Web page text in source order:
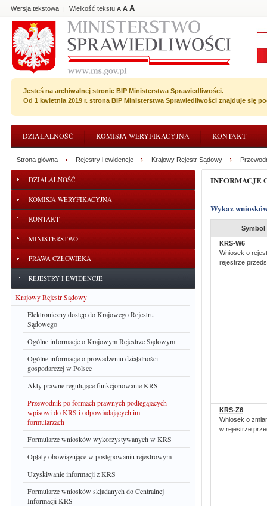
Wersja tekstowa | Wielkość tekstu A A A
Jesteś na archiwalnej stronie BIP Ministerstwa Sprawiedliwości.
Od 1 kwietnia 2019 r. strona BIP Ministerstwa Sprawiedliwości znajduje się
DZIAŁALNOŚĆ KOMISJA WERYFIKACYJNA KONTAKT
DZIAŁALNOŚĆ
KOMISJA WERYFIKACYJNA
KONTAKT
MINISTERSTWO
PRAWA CZŁOWIEKA
REJESTRY I EWIDENCJE
Krajowy Rejestr Sądowy
Elektroniczny dostęp do Krajowego Rejestru
Sądowego
Ogólne informacje o Krajowym Rejestrze Sądowym
Ogólne informacje o prowadzeniu działalności
gospodarczej w Polsce
Akty prawne regulujące funkcjonowanie KRS
Przewodnik po formach prawnych podlegających
wpisowi do KRS i odpowiadających im
formularzach
Formularze wniosków wykorzystywanych w KRS
Opłaty obowiązujące w postępowaniu rejestrowym
Uzyskiwanie informacji z KRS
Formularze wniosków składanych do Centralnej
Informacji KRS
Strona główna Rejestry i ewidencje Krajowy Rejestr Sądowy
INFORMACJE
Wykaz
Symbol
KRS-W6
Wniosek o
rejestrze
KRS-Z6
Wniosek o
w rejestrze